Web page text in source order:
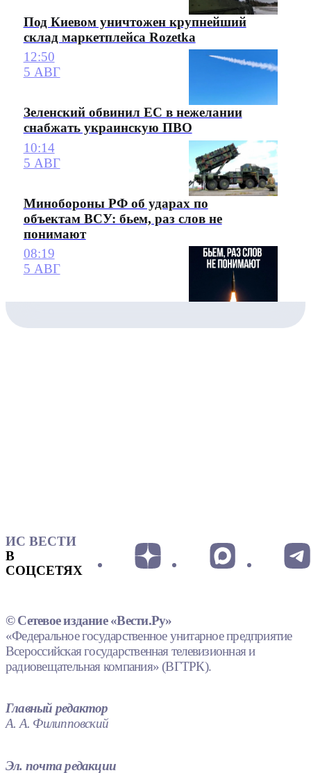
Под Киевом уничтожен крупнейший
склад маркетплейса Rozetka
12:50
5 АВГ
Зеленский обвинил ЕС в нежелании
снабжать украинскую ПВО
10:14
5 АВГ
Минобороны РФ об ударах по
объектам ВСУ: бьем, раз слов не
понимают
08:19
5 АВГ
ИС ВЕСТИ
В
СОЦСЕТЯХ
© Сетевое издание «Вести.Ру»
«Федеральное государственное унитарное предприятие
Всероссийская государственная телевизионная и
радиовещательная компания» (ВГТРК).
Главный редактор
А. А. Филипповский
Эл. почта редакции